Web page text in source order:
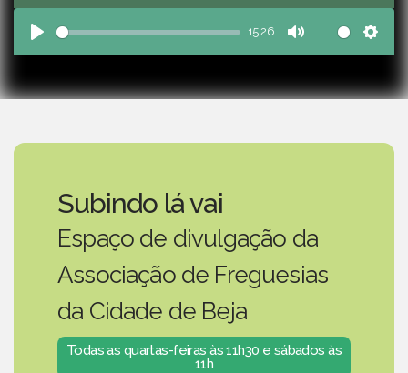
Play
15:26
Mute
Subindo lá vai
Espaço de divulgação da
Associação de Freguesias
da Cidade de Beja
Todas as quartas-feiras às 11h30 e sábados às
11h